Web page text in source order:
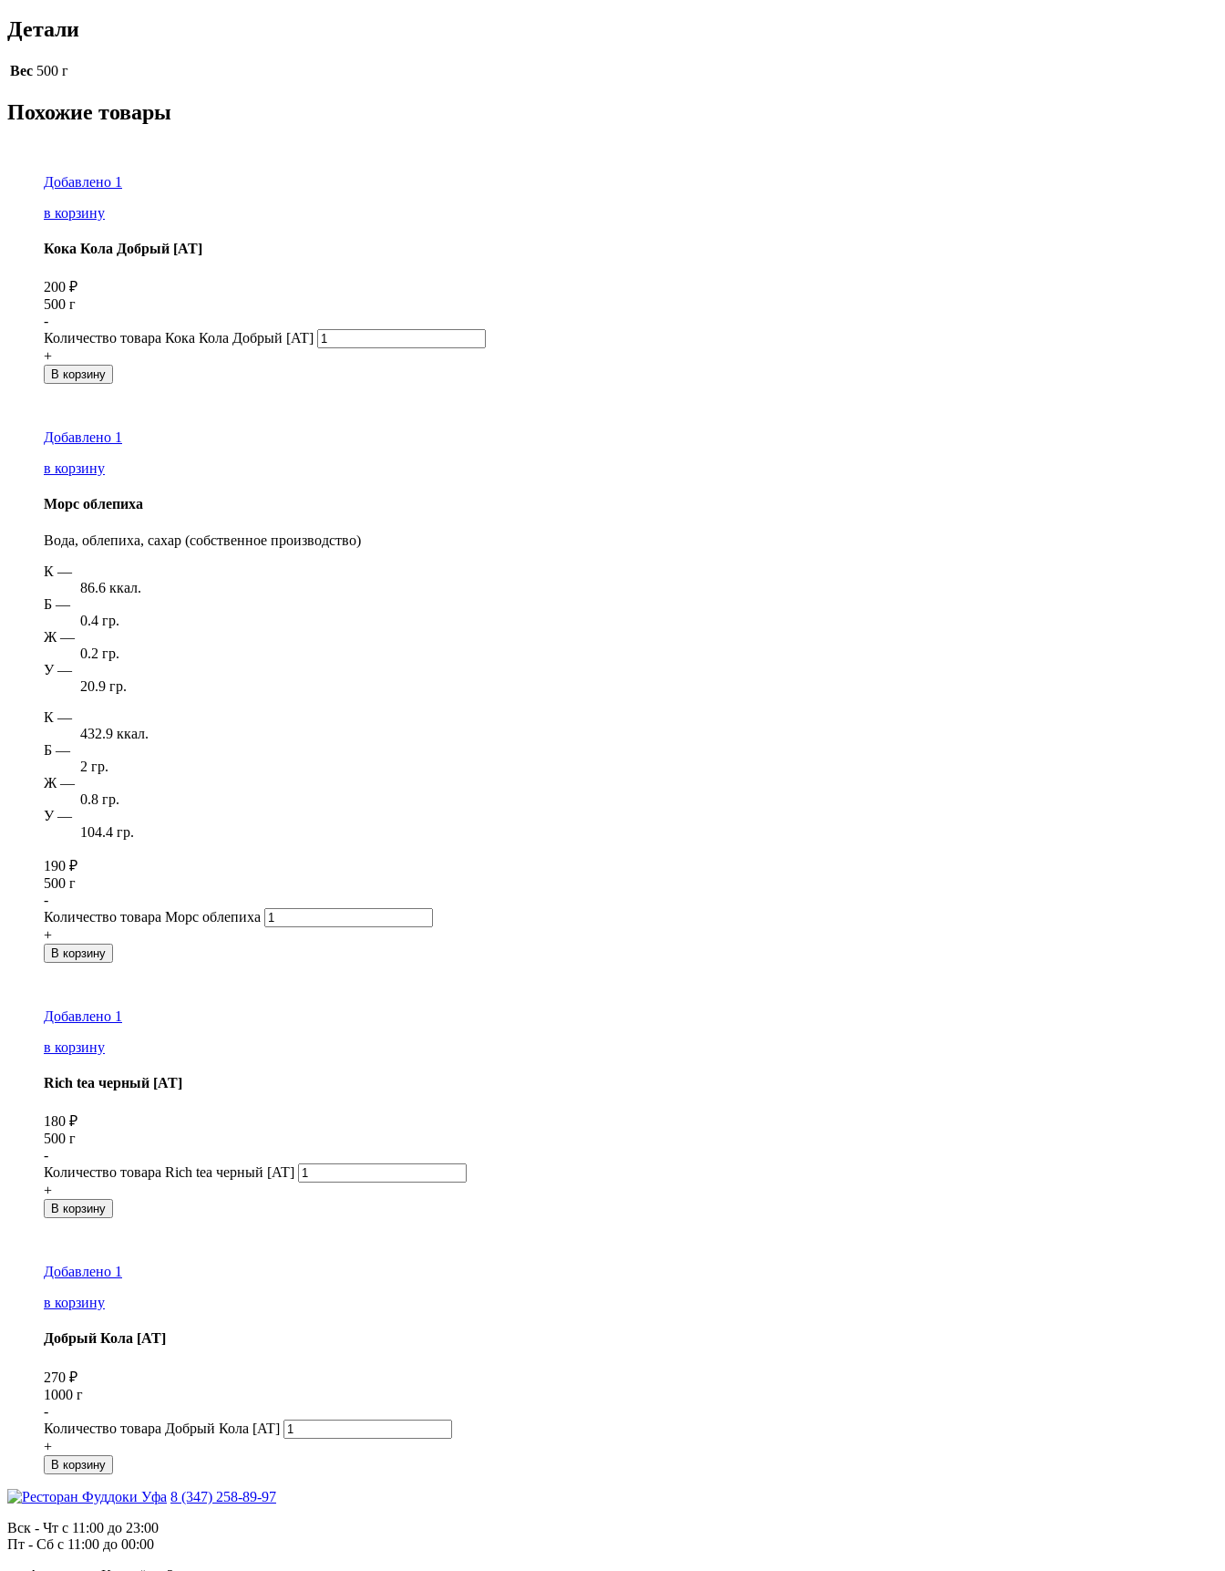
Детали
Вес 500 г
Похожие товары
Добавлено 1
в корзину
Кока Кола Добрый [AT]
200 ₽
500 г
-
Количество товара Кока Кола Добрый [AT]
+
В корзину
Добавлено 1
в корзину
Морс облепиха
Вода, облепиха, сахар (собственное производство)
К —
86.6 ккал.
Б —
0.4 гр.
Ж —
0.2 гр.
У—
20.9 гр.
К —
432.9 ккал.
Б —
2 гр.
Ж —
0.8 гр.
У—
104.4 гр.
190 ₽
500 г
-
Количество товара Морс облепиха
+
В корзину
Добавлено 1
в корзину
Rich tea черный [AT]
180 ₽
500 г
-
Количество товара Rich tea черный [AT]
+
В корзину
Добавлено 1
в корзину
Добрый Кола [AT]
270 ₽
1000 г
-
Количество товара Добрый Кола [AT]
+
В корзину
8 (347) 258-89-97
Вск - Чт с 11:00 до 23:00
Пт - Сб с 11:00 до 00:00